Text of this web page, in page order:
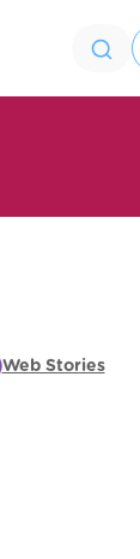
Web Stories